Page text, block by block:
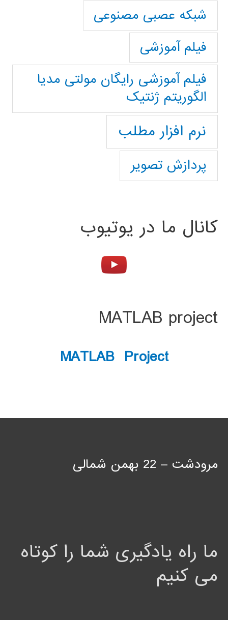
شبکه عصبی مصنوعی
فیلم آموزشی
فیلم آموزشی رایگان مولتی مدیا
الگوریتم ژنتیک
نرم افزار مطلب
پردازش تصویر
کانال ما در یوتیوب
MATLAB project
MATLAB Project
مرودشت – 22 بهمن شمالی
ما راه یادگیری شما را کوتاه
می کنیم